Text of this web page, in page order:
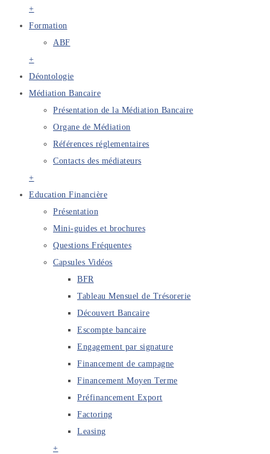
+
Formation
ABF
+
Déontologie
Médiation Bancaire
Présentation de la Médiation Bancaire
Organe de Médiation
Références réglementaires
Contacts des médiateurs
+
Education Financière
Présentation
Mini-guides et brochures
Questions Fréquentes
Capsules Vidéos
BFR
Tableau Mensuel de Trésorerie
Découvert Bancaire
Escompte bancaire
Engagement par signature
Financement de campagne
Financement Moyen Terme
Préfinancement Export
Factoring
Leasing
+